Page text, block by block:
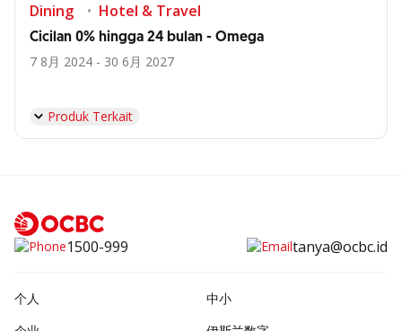
Dining Hotel & Travel
Cicilan 0% hingga 24 bulan - Omega
7 8月 2024 - 30 6月 2027
Produk Terkait
1500-999 tanya@ocbc.id
个人
中小